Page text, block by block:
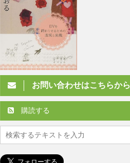
お問い合わせはこちらから
購読する